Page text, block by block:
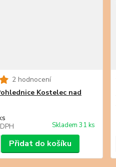
2 hodnocení
Kostelec nad
Skladem 31 ks
Přidat do košíku